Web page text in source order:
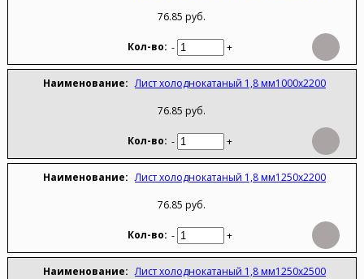
76.85 руб.
- +
Лист холоднокатаный 1,8 мм1000х2200
76.85 руб.
- +
Лист холоднокатаный 1,8 мм1250х2200
76.85 руб.
- +
Лист холоднокатаный 1,8 мм1250х2500